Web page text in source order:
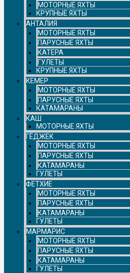
МОТОРНЫЕ ЯХТЫ
КРУПНЫЕ ЯХТЫ
АНТАЛИЯ
МОТОРНЫЕ ЯХТЫ
ПАРУСНЫЕ ЯХТЫ
КАТЕРА
ГУЛЕТЫ
КРУПНЫЕ ЯХТЫ
КЕМЕР
МОТОРНЫЕ ЯХТЫ
ПАРУСНЫЕ ЯХТЫ
КАТАМАРАНЫ
КАШ
МОТОРНЫЕ ЯХТЫ
ГЁДЖЕК
МОТОРНЫЕ ЯХТЫ
ПАРУСНЫЕ ЯХТЫ
КАТАМАРАНЫ
ГУЛЕТЫ
ФЕТХИЕ
МОТОРНЫЕ ЯХТЫ
ПАРУСНЫЕ ЯХТЫ
КАТАМАРАНЫ
ГУЛЕТЫ
МАРМАРИС
МОТОРНЫЕ ЯХТЫ
ПАРУСНЫЕ ЯХТЫ
КАТАМАРАНЫ
ГУЛЕТЫ